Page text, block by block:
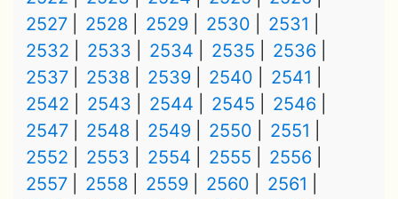
2527
2528 2529 2530
2531
2532
2533 2534 2535
2536
2537
2538 2539 2540
2541
2542
2543 2544 2545
2546
2547
2548 2549 2550
2551
2552
2553 2554 2555
2556
2557
2558 2559 2560
2561